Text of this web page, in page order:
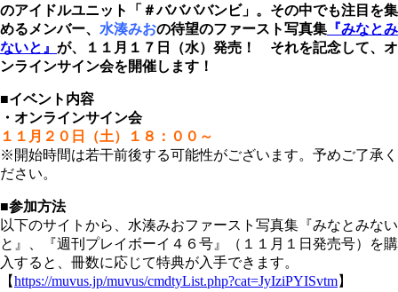
のアイドルユニット「＃ババババンビ」。その中でも注目を集
めるメンバー、 水湊みおの待望のファースト写真集 『みなとみ
ないと』 が、１１月１７日（水）発売！ それを記念して、オ
ンラインサイン会を開催します！
■イベント内容
・オンラインサイン会
１１月２０日（土）１８：００～
※開始時間は若干前後する可能性がございます。予めご了承く
ださい。
■参加方法
以下のサイトから、水湊みおファースト写真集『みなとみない
と』、『週刊プレイボーイ４６号』（１１月１日発売号）を購
入すると、冊数に応じて特典が入手できます。
【https://muvus.jp/muvus/cmdtyList.php?cat=JyIziPYISvtm】